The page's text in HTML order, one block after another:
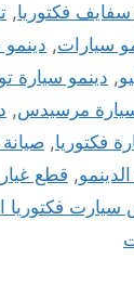
فكتوريا,
سيارات,
, دينمو سيارة
مرسيدس,
فكتوريا,
, قطع
فكتوريا